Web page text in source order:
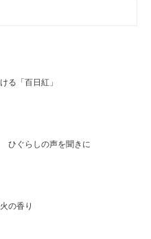
る「百日紅」
ひぐらしの声を聞きに
の香り